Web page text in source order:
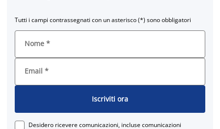
Tutti i campi contrassegnati con un asterisco (*) sono obbligatori
Nome *
Email *
Iscriviti ora
Desidero ricevere comunicazioni, incluse comunicazioni